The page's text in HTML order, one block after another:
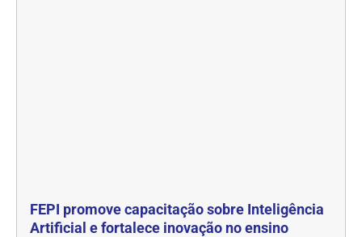
FEPI promove capacitação sobre Inteligência
Artificial e fortalece inovação no ensino